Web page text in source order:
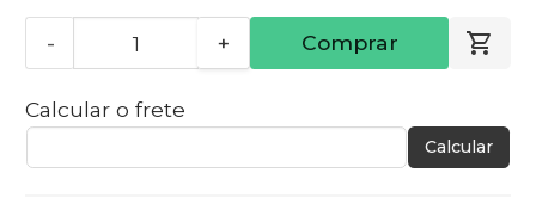
- + Comprar
Calcular o frete
Calcular